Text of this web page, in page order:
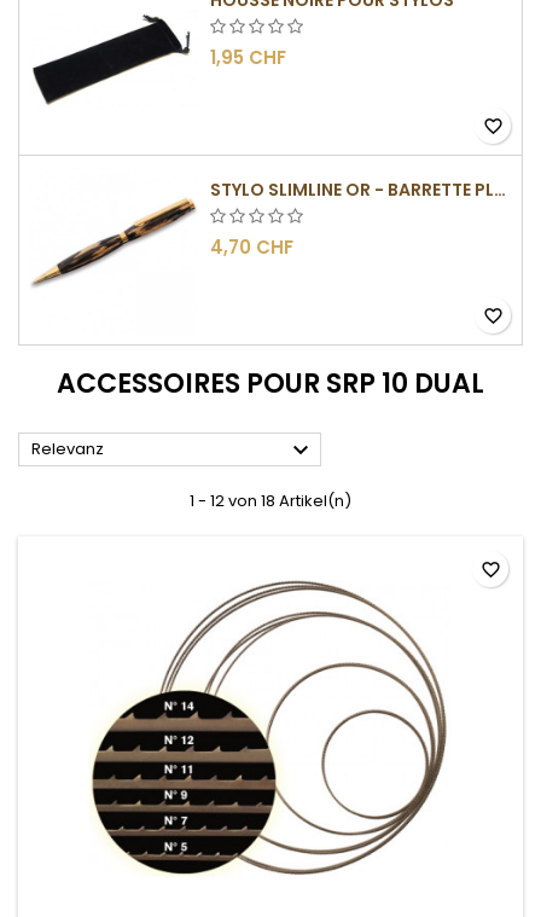
1,95 CHF
favorite_border
STYLO SLIMLINE OR - BARRETTE PLATE
4,70 CHF
favorite_border
ACCESSOIRES POUR SRP 10 DUAL
Relevanz 
1 - 12 von 18 Artikel(n)
favorite_border